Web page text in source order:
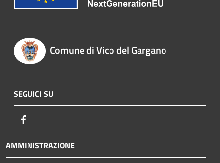
Comune di Vico del Gargano
SEGUICI SU
AMMINISTRAZIONE